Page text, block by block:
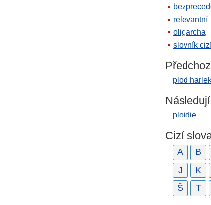
relevantní
oligarcha
slovník
plod
ploidie
Cizí
A B
J
K
Š
T